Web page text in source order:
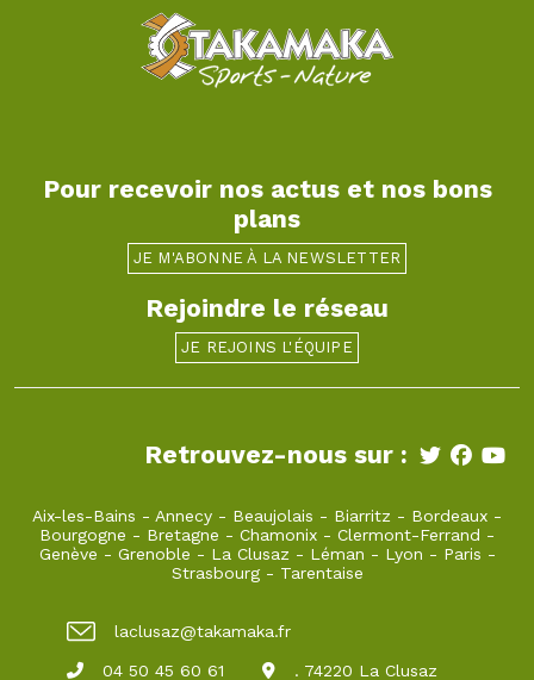
Pour recevoir nos actus et nos bons
plans
JE M'ABONNE À LA NEWSLETTER
Rejoindre le réseau
JE REJOINS L'ÉQUIPE
Retrouvez-nous sur :
Aix-les-Bains - Annecy - Beaujolais - Biarritz - Bordeaux -
Bourgogne - Bretagne - Chamonix - Clermont-Ferrand -
Genève - Grenoble - La Clusaz - Léman - Lyon - Paris -
Strasbourg- Tarentaise
laclusaz@takamaka.fr
04 50 45 60 61 . 74220 La Clusaz